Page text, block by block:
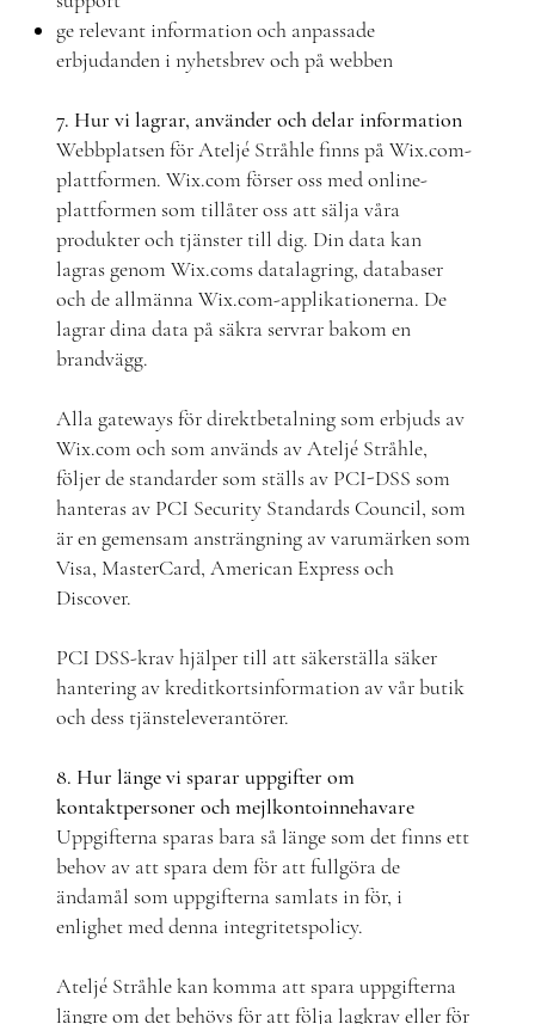
ge relevant information och anpassade
erbjudanden i nyhetsbrev och på webben
7. Hur vi lagrar, använder och delar information
Webbplatsen för Ateljé Stråhle finns på Wix.com-
plattformen. Wix.com förser oss med online-
plattformen som tillåter oss att sälja våra
produkter och tjänster till dig. Din data kan
lagras genom Wix.coms datalagring, databaser
och de allmänna Wix.com-applikationerna. De
lagrar dina data på säkra servrar bakom en
brandvägg.
Alla gateways för direktbetalning som erbjuds av
Wix.com och som används av Ateljé Stråhle,
följer de standarder som ställs av PCI-DSS som
hanteras av PCI Security Standards Council, som
är en gemensam ansträngning av varumärken som
Visa, MasterCard, American Express och
Discover.
PCI DSS-krav hjälper till att säkerställa säker
hantering av kreditkortsinformation av vår butik
och dess tjänsteleverantörer.
8. Hur länge vi sparar uppgifter om
kontaktpersoner och mejlkontoinnehavare
Uppgifterna sparas bara så länge som det finns ett
behov av att spara dem för att fullgöra de
ändamål som uppgifterna samlats in för, i
enlighet med denna integritetspolicy.
Ateljé Stråhle kan komma att spara uppgifterna
längre om det behövs för att följa lagkrav eller för